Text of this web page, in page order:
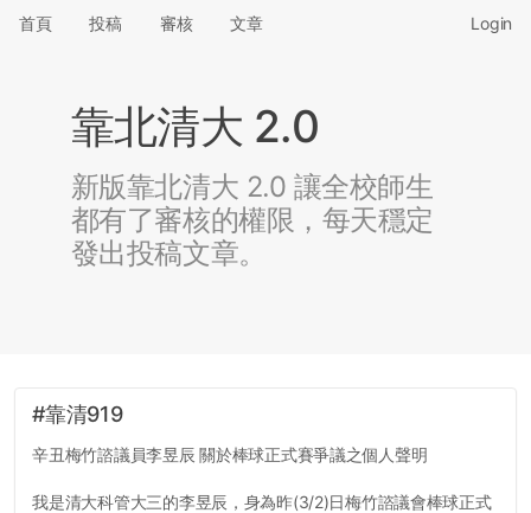
首頁 投稿 審核 文章 Login
靠北清大 2.0
新版靠北清大 2.0 讓全校師生
都有了審核的權限，每天穩定
發出投稿文章。
#靠清919
辛丑梅竹諮議員李昱辰 關於棒球正式賽爭議之個人聲明
我是清大科管大三的李昱辰，身為昨(3/2)日梅竹諮議會棒球正式